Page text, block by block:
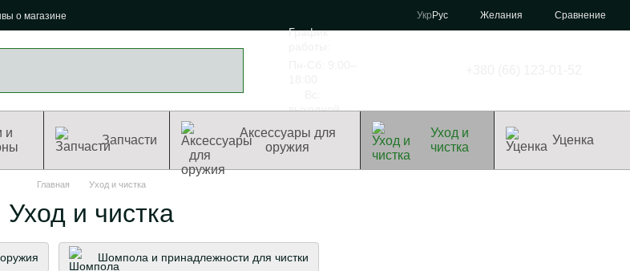
о магазине Укр Рус Желания Сравнение
График
выходной
и
Запчасти
Аксессуары для
оружия
Уход и
чистка
Уценка
Главная Уход и чистка
Уход и чистка
Шомпола и принадлежности для чистки